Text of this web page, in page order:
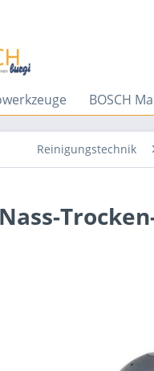
BOSCH
Reinigungstechnik